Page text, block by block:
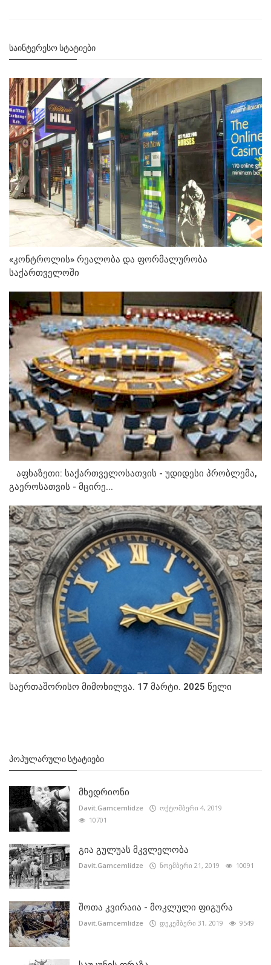
ᲡᲐᲘᲜᲢᲔᲠᲔᲡᲝ ᲡᲢᲐᲢᲘᲔᲑᲘ
«კონტროლის» რეალობა და ფორმალურობა
საქართველოში
აფხაზეთი: საქართველოსათვის - უდიდესი პრობლემა,
გაეროსათვის - მცირე...
საერთაშორისო მიმოხილვა. 17 მარტი. 2025 წელი
ᲞᲝᲞᲣᲚᲐᲠᲣᲚᲘ ᲡᲢᲐᲢᲘᲔᲑᲘ
მხედრიონი
Davit.Gamcemlidze
ოქტომბერი 4, 2019
10701
გია გულუას მკვლელობა
Davit.Gamcemlidze ნოემბერი 21, 2019 10091
შოთა კვირაია - მოკლული ფიგურა
Davit.Gamcemlidze დეკემბერი 31, 2019 9549